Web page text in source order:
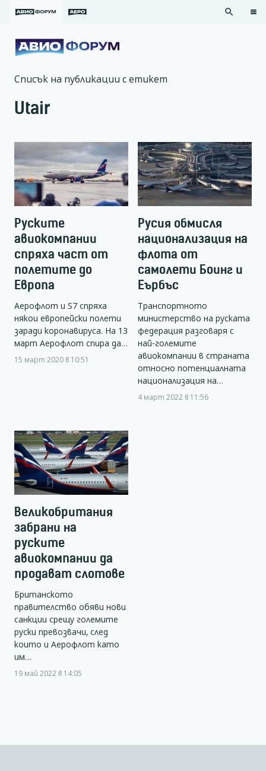
search
Списък на публикации с етикет
Utair
Руските
авиокомпании
спряха част от
полетите до
Европа
Аерофлот и S7 спряха
някои европейски полети
заради коронавируса. На 13
март Аерофлот спира да…
15 март 2020 в 10:51
Русия обмисля
национализация на
флота от
самолети Боинг и
Еърбъс
Транспортното
министерство на руската
федерация разговаря с
най-големите
авиокомпании в страната
относно потенциалната
национализация на…
4 март 2022 в 11:56
Великобритания
забрани на
руските
авиокомпании да
продават слотове
Британското
правителство обяви нови
санкции срещу големите
руски превозвачи, след
които и Аерофлот като
им…
19 май 2022 в 14:05